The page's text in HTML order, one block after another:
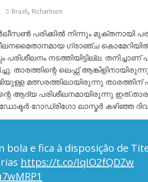
Brazil, Richarlison
പരിക്കിൽ നിന്നും മുക്തനായി
ഗ്രാഞ്ച
നടത്തിയിട്ടില്ല. തനിച്ചാണ്
താരത്തിന്റെ ലെഫ്റ്റ് ആങ്കിളിനായിരുന്നു
മത്സരത്തിലായിരുന്നു താരത്തിന്
ആദ്യ പരിശീലനമായിരുന്നു
റോഡ്രിഗോ ലാസ്മർ കഴിഞ്ഞ
bola e fica à disposição de
https://t.co/IqIO2fQDZw